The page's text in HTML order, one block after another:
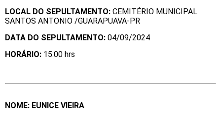
LOCAL DO SEPULTAMENTO: CEMITÉRIO MUNICIPAL
SANTOS ANTONIO /GUARAPUAVA-PR
DATA DO SEPULTAMENTO: 04/09/2024
HORÁRIO: 15:00 hrs
NOME: EUNICE VIEIRA